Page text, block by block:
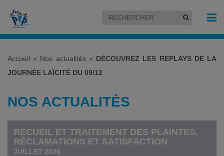
Accueil » Nos actualités» DÉCOUVREZ LES REPLAYS DE LA
JOURNÉE LAÏCITÉ DU 09/12
NOS ACTUALITÉS
RECUEIL ET TRAITEMENT DES PLAINTES,
RÉCLAMATIONS ET SATISFACTION
JUILLET 2026